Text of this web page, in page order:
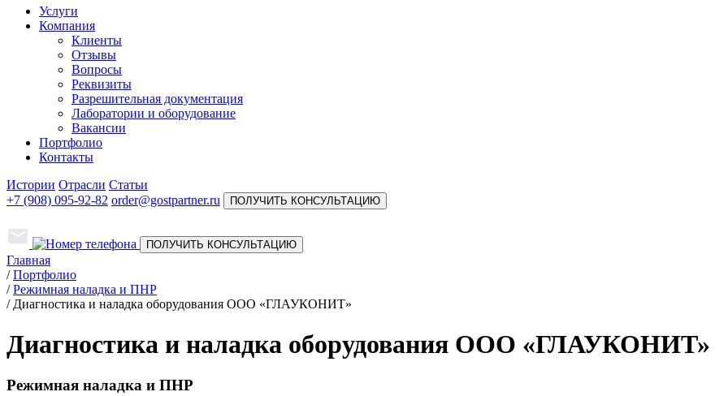
Услуги
Компания
Клиенты
Отзывы
Вопросы
Реквизиты
Разрешительная документация
Лаборатории и оборудование
Вакансии
Портфолио
Контакты
Истории Отрасли Статьи
+7 (908) 095-92-82 order@gostpartner.ru ПОЛУЧИТЬ КОНСУЛЬТАЦИЮ
ПОЛУЧИТЬ КОНСУЛЬТАЦИЮ
Главная
/ Портфолио
/ Режимная наладка и ПНР
/ Диагностика и наладка оборудования ООО «ГЛАУКОНИТ»
Диагностика и наладка оборудования ООО «ГЛАУКОНИТ»
Режимная наладка и ПНР